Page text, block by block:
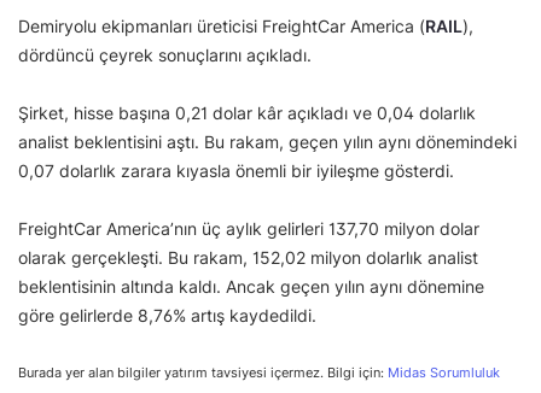
Demiryolu ekipmanları üreticisi FreightCar America (RAIL),
dördüncü çeyrek sonuçlarını açıkladı.
Şirket, hisse başına 0,21 dolar kâr açıkladı ve 0,04 dolarlık
analist beklentisini aştı. Bu rakam, geçen yılın aynı dönemindeki
0,07 dolarlık zarara kıyasla önemli bir iyileşme gösterdi.
FreightCar America’nın üç aylık gelirleri 137,70 milyon dolar
olarak gerçekleşti. Bu rakam, 152,02 milyon dolarlık analist
beklentisinin altında kaldı. Ancak geçen yılın aynı dönemine
göre gelirlerde 8,76% artış kaydedildi.
Burada yer alan bilgiler yatırım tavsiyesi içermez. Bilgi için: Midas Sorumluluk